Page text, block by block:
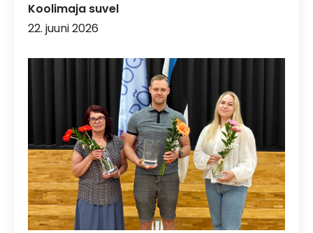
Koolimaja suvel
22. juuni 2026